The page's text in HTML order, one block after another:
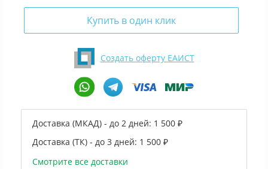
Купить в один клик
Создать оферту ЕАИСТ
Доставка (МКАД) - до 2 дней: 1 500 ₽
Доставка (ТК) - до 3 дней: 1 500 ₽
Смотрите все доставки